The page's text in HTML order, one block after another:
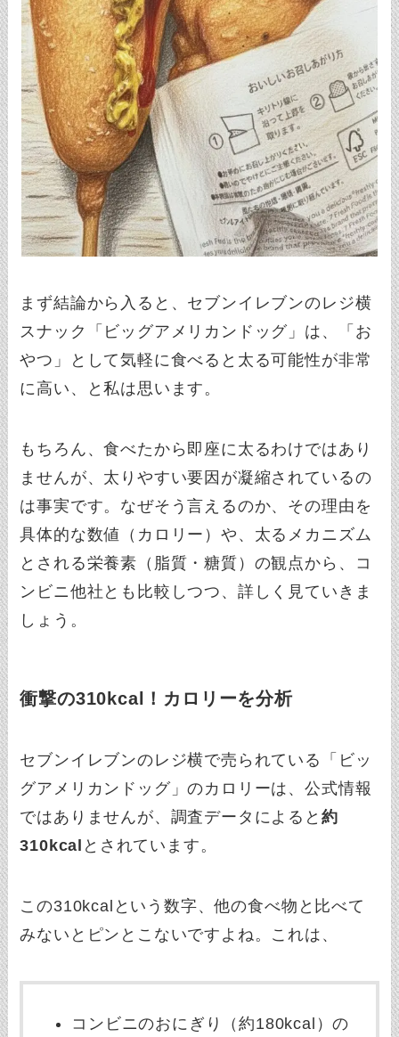
まず結論から入ると、セブンイレブンのレジ横
スナック「ビッグアメリカンドッグ」は、「お
やつ」として気軽に食べると太る可能性が非常
に高い、と私は思います。
もちろん、食べたから即座に太るわけではあり
ませんが、太りやすい要因が凝縮されているの
は事実です。なぜそう言えるのか、その理由を
具体的な数値（カロリー）や、太るメカニズム
とされる栄養素（脂質・糖質）の観点から、コ
ンビニ他社とも比較しつつ、詳しく見ていきま
しょう。
衝撃の310kcal！カロリーを分析
セブンイレブンのレジ横で売られている「ビッ
グアメリカンドッグ」のカロリーは、公式情報
ではありませんが、調査データによると 約
310kcal とされています。
この310kcalという数字、他の食べ物と比べて
みないとピンとこないですよね。これは、
コンビニのおにぎり（約180kcal）の